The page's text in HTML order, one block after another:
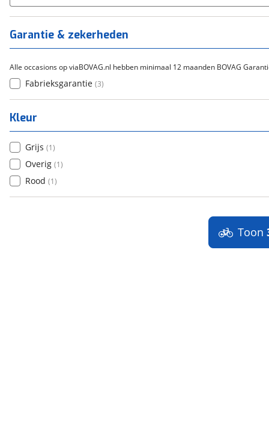
Tica
Garantie & zekerheden
Alle occasions op viaBOVAG.nl hebben minimaal 12 maanden BOVAG
Fabrieksgarantie (3)
Kleur
Grijs (1)
Overig (1)
Rood (1)
Toon